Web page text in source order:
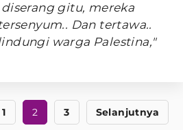
gitu, mereka
Dan tertawa..
warga Palestina,"
1 2 3 Selanjutnya